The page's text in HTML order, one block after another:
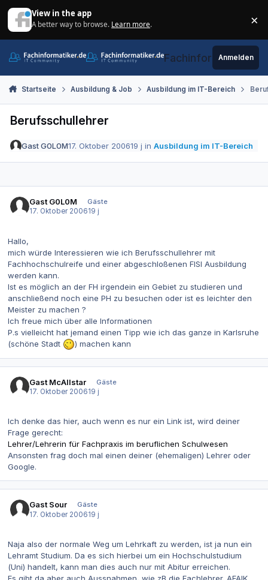
View in the app
A better way to browse. Learn more. ×
Fachinformatiker.de
Anmelden
Startseite Ausbildung & Job Ausbildung im IT-Bereich
Berufsschullehrer
Gast G0L0M17. Oktober 200619 j inAusbildung im IT-Bereich
Gast G0L0M
Gäste
17. Oktober 200619 j
Hallo,
mich würde Interessieren wie ich Berufsschullehrer mit
Fachhochschulreife und einer abgeschloßenen FISI Ausbildung
werden kann.
Ist es möglich an der FH irgendein ein Gebiet zu studieren und
anschließend noch eine PH zu besuchen oder ist es leichter den
Meister zu machen ?
Ich freue mich über alle Informationen
P.s vielleicht hat jemand einen Tipp wie ich das ganze in Karlsruhe
(schöne Stadt
) machen kann
Gast McAllstar
Gäste
17. Oktober 200619 j
Ich denke das hier, auch wenn es nur ein Link ist, wird deiner
Frage gerecht:
Lehrer/Lehrerin für Fachpraxis im beruflichen Schulwesen
Ansonsten frag doch mal einen deiner (ehemaligen) Lehrer oder
Google.
Gast Sour
Gäste
17. Oktober 200619 j
Naja also der normale Weg um Lehrkaft zu werden, ist ja nun ein
Lehramt Studium. Da es sich hierbei um ein Hochschulstudium
(Uni) handelt, kann man dies auch nur mit Abitur erreichen.